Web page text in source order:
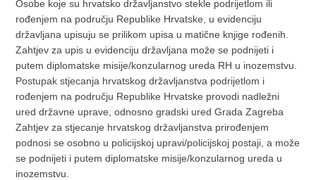
Osobe koje su hrvatsko državljanstvo stekle podrijetlom ili
rođenjem na području Republike Hrvatske, u evidenciju
državljana upisuju se prilikom upisa u matične knjige rođenih.
Zahtjev za upis u evidenciju državljana može se podnijeti i
putem diplomatske misije/konzularnog ureda RH u inozemstvu.
Postupak stjecanja hrvatskog državljanstva podrijetlom i
rođenjem na području Republike Hrvatske provodi nadležni
ured državne uprave, odnosno gradski ured Grada Zagreba
Zahtjev za stjecanje hrvatskog državljanstva prirođenjem
podnosi se osobno u policijskoj upravi/policijskoj postaji, a može
se podnijeti i putem diplomatske misije/konzularnog ureda u
inozemstvu.